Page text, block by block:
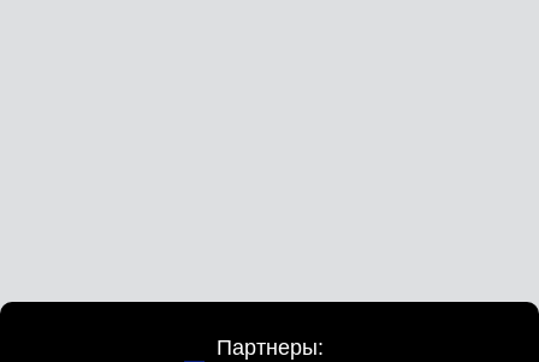
Партнеры: